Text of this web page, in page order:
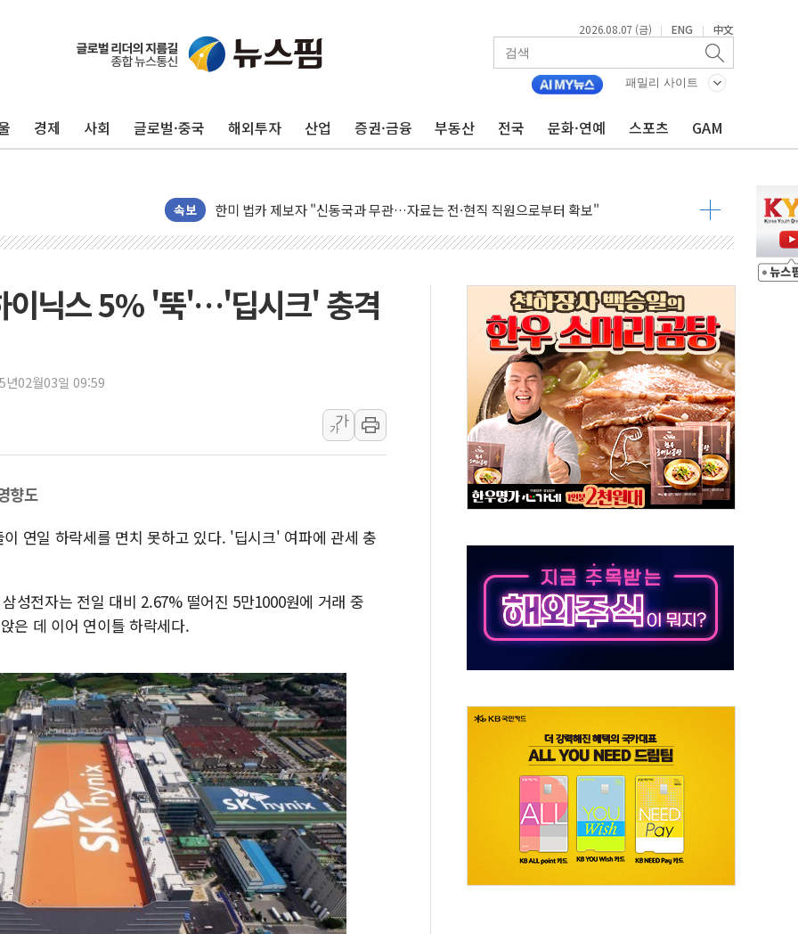
2026.08.07 (금) | ENG | 中文
패밀리 사이트
경제 사회 글로벌·중국 해외투자 산업 증권·금융 부동산 전국 문화·연예 스포츠 GAM
속보
[시승기] 공간·승차감 잡은 볼보 EX90…'올 터치'는 호불호
[종합] 청도 흥선리 야산 산불 1시간36분만에 주불진화....인명피해 없어
라인게임즈, '콰이어트' 테스트 참가자 3만 명 돌파
에어로케이항공, 청주-중국 청두 노선 운항허가 취득...중국 노선 다변화
SKT, '8월 월간 럭키 페스타' 실시...휴대폰 결제 최대 6000원 할인
LG헬로비전 '헬로모바일', 교보문고 제휴 전자책 요금제 출시
해군1함대 '창설 80주년' 기념식...지역축제 '불금전파, 송정'과 상생
원주시, 첨단의료복합단지 지정 준비 본격화…'AI 데이터 기반 메디테크 혁신허브' 구상
삼척시, 무건리 이끼폭포 생태탐방로 출입 통제
전남광주 화정역 인근 도로 4중 추돌…1명 심정지·5명 부상
청도 문수리 야산서 산불 진화 중...진화헬기 3대 투입
'해병 순직 책임' 임성근 전 사단장 항소심도 징역 3년
헥토이노베이션, 상반기 매출 첫 2000억원 돌파
민병덕 "오늘 67개 점포 영업 재개...장바구니에 홈플러스 담아달라" 호소
하나금융이 쏘아 올린 CIFO, 금융지주 포용금융 조직개편 신호탄
이닉스 5% '뚝'…'딥시크' 충격
년02월03일 09:59
가
가
향도
연일 하락세를 면치 못하고 있다. '딥시크' 여파에 관세 충
성전자는 전일 대비 2.67% 떨어진 5만1000원에 거래 중
은 데 이어 연이틀 하락세다.